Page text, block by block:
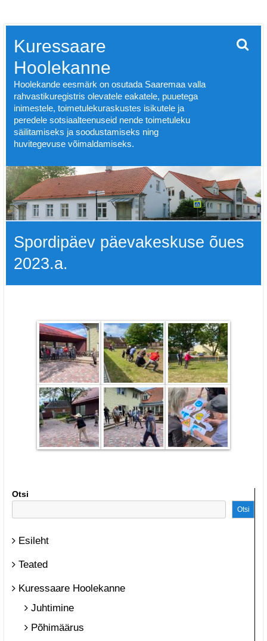
content
Kuressaare
Hoolekanne
Hoolekande eesmärk on osutada Saaremaa valla
rahvastikuregistris olevatele eakatele, puuetega
inimestele, toimetulekuraskustes isikutele ja
peredele sotsiaalteenuseid nende toimetuleku
säilitamiseks ja soodustamiseks ning
huvitegevuse võimaldamiseks.
Spordipäev päevakeskuse õues
2023.a.
Otsi
Otsi
Esileht
Teated
Kuressaare Hoolekanne
Juhtimine
Põhimäärus